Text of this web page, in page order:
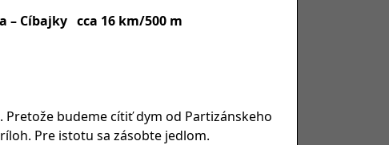
– Cíbajky cca 16 km/500 m
Pretože budeme cítiť dym od Partizánskeho
Pre istotu sa zásobte jedlom.